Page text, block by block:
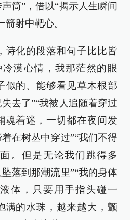
筒”，借以“揭示人生瞬间
箭射中靶心。
诗化的段落和句子比比皆
漠心情，我那茫然的眼
似的、能够看见草木根部
去了”“我被人追随着穿过
魂着迷，一切都在夜间发
在树丛中穿过”“我们不得
。但是无论我们跳得多
落到那潮流里”“我的身体
体，只要用手指头碰一
满的水珠，越来越大，颤